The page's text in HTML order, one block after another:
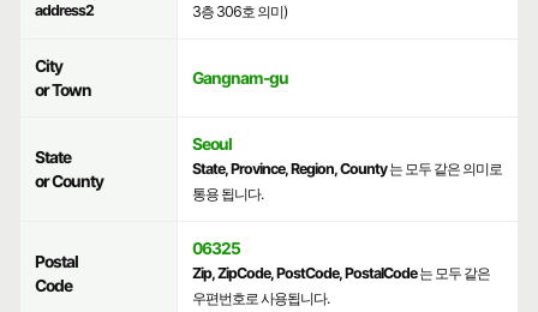
address2
3층 306호 의미)
City
or Town
Gangnam-gu
State
or County
Seoul
State, Province, Region, County는 모두 같은 의미로
통용 됩니다.
Postal
Code
06325
Zip, ZipCode, PostCode, PostalCode는 모두 같은
우편번호로 사용됩니다.